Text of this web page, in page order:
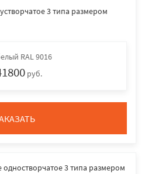
3 типа размером
RAL 9016
руб.